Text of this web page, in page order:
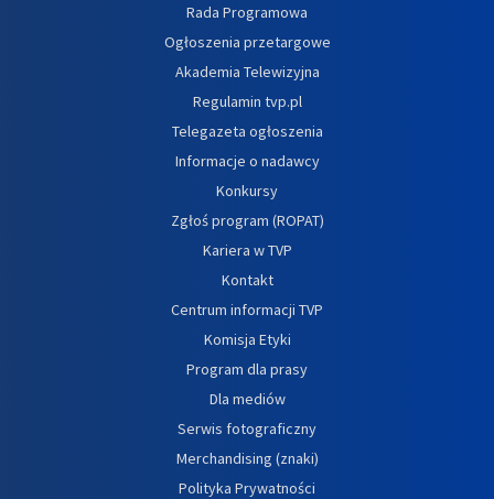
Rada Programowa
Ogłoszenia przetargowe
Akademia Telewizyjna
Regulamin tvp.pl
Telegazeta ogłoszenia
Informacje o nadawcy
Konkursy
Zgłoś program (ROPAT)
Kariera w TVP
Kontakt
Centrum informacji TVP
Komisja Etyki
Program dla prasy
Dla mediów
Serwis fotograficzny
Merchandising (znaki)
Polityka Prywatności